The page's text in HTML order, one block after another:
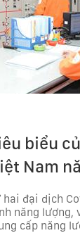
biểu
Nam
đại dịch
năng lượng,
cấp năng